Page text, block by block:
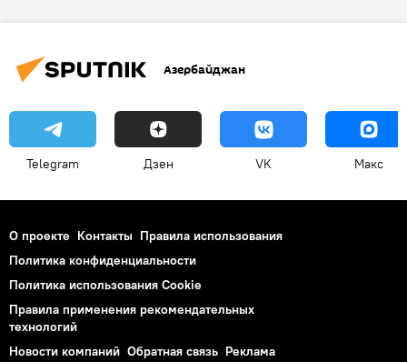
Азербайджан
Telegram Дзен VK Макс
О проекте Контакты Правила использования
Политика конфиденциальности
Политика использования Cookie
Правила применения рекомендательных
технологий
Новости компаний Обратная связь Реклама